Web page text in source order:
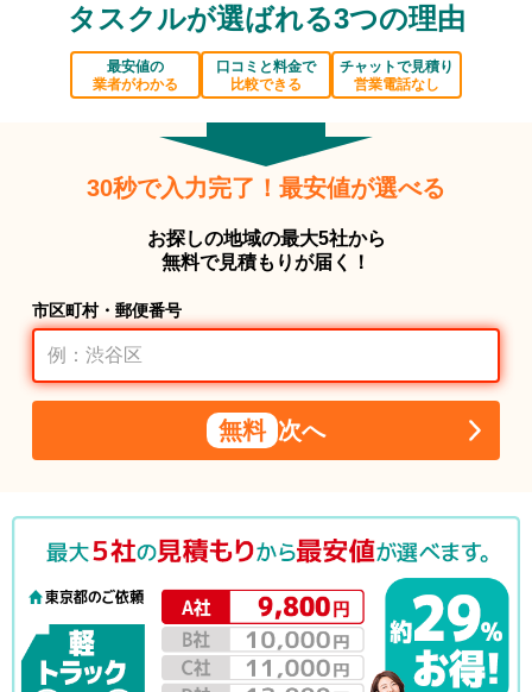
タスクルが選ばれる3つの理由
最安値の
業者がわかる
口コミと料金で
比較できる
チャットで見積り
営業電話なし
30秒で入力完了！最安値が選べる
お探しの地域の最大5社から
無料で見積もりが届く！
市区町村・郵便番号
無料 次へ